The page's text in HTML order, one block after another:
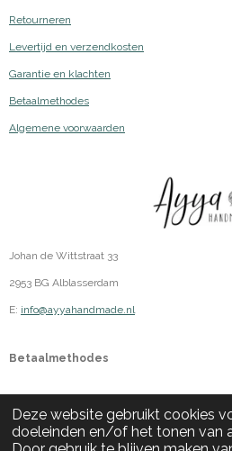
Deze website gebruikt cookies
doeleinden en/of het tonen van
Retourneren
Levertijd en verzendkosten
Garantie en klachten
Betaalmethodes
Algemene voorwaarden
Johan de Wittstraat 33
2953 BG Alblasserdam
E: info@ayyahandmade.nl
Betaalmethodes